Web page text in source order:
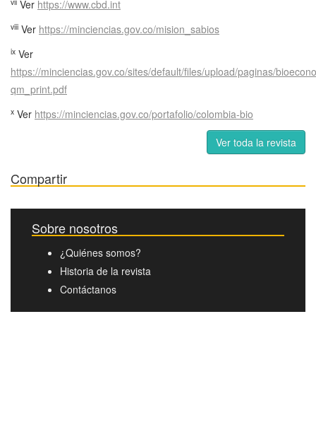
Ver https://www.cbd.int
viii Ver https://minciencias.gov.co/mision_sabios
ix Ver
https://minciencias.gov.co/sites/default/files/upload/paginas/
qm_print.pdf
x Ver https://minciencias.gov.co/portafolio/colombia-bio
Ver toda la revista
Compartir
Sobre nosotros
¿Quiénes somos?
Historia de la revista
Contáctanos